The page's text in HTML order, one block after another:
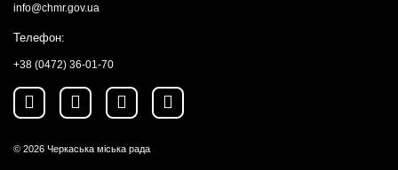
info@chmr.gov.ua
Телефон:
+38 (0472) 36-01-70
© 2026 Черкаська міська рада